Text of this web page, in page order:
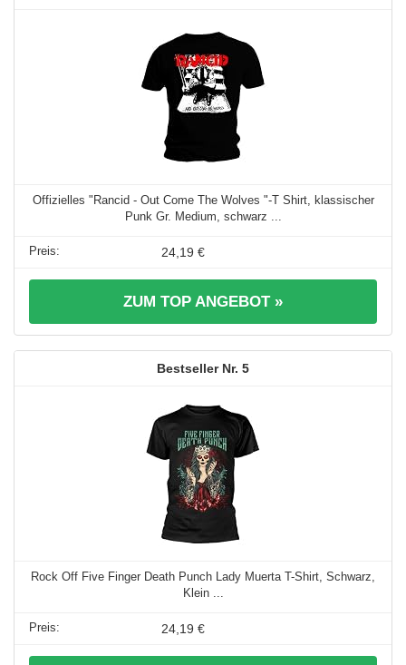
Offizielles "Rancid - Out Come The Wolves "-T Shirt, klassischer
Punk Gr. Medium, schwarz ...
24,19 €
ZUM TOP ANGEBOT »
5
Rock Off Five Finger Death Punch Lady Muerta T-Shirt, Schwarz,
Klein ...
24,19 €